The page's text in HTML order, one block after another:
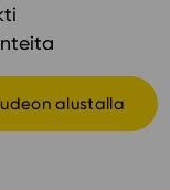
alustalla